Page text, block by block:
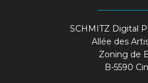
SCHMITZ Digital
Allée des
Zoning de
B-5590